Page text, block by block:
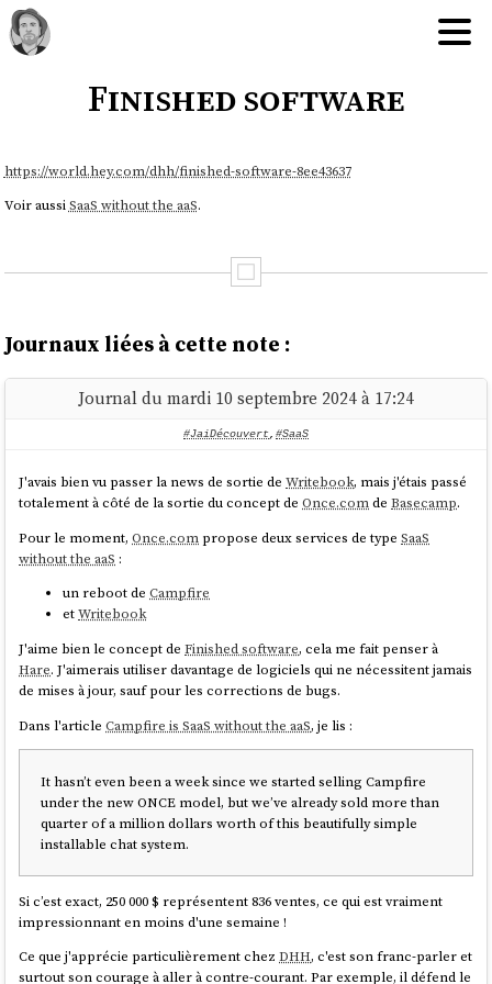
Finished software
https://world.hey.com/dhh/finished-software-8ee43637
Voir aussiSaaS without the aaS.
Journaux liées à cette note :
Journal du mardi 10 septembre 2024 à 17:24
#JaiDécouvert, #SaaS
J'avais bien vu passer la news de sortie deWritebook, mais j'étais passé
totalement à côté de la sortie du concept deOnce.comdeBasecamp.
Pour le moment,Once.com propose deux services de typeSaaS
without the aaS :
un reboot deCampfire
etWritebook
J'aime bien le concept deFinished software, cela me fait penser à
Hare. J'aimerais utiliser davantage de logiciels qui ne nécessitent jamais
de mises à jour, sauf pour les corrections de bugs.
Dans l'articleCampfire is SaaS without the aaS, je lis :
It hasn’t even been a week since we started selling Campfire
under the new ONCE model, but we’ve already sold more than
quarter of a million dollars worth of this beautifully simple
installable chat system.
Si c’est exact, 250 000 $ représentent 836 ventes, ce qui est vraiment
impressionnant en moins d'une semaine !
Ce que j'apprécie particulièrement chezDHH, c'est son franc-parler et
surtout son courage à aller à contre-courant. Par exemple, il défend le